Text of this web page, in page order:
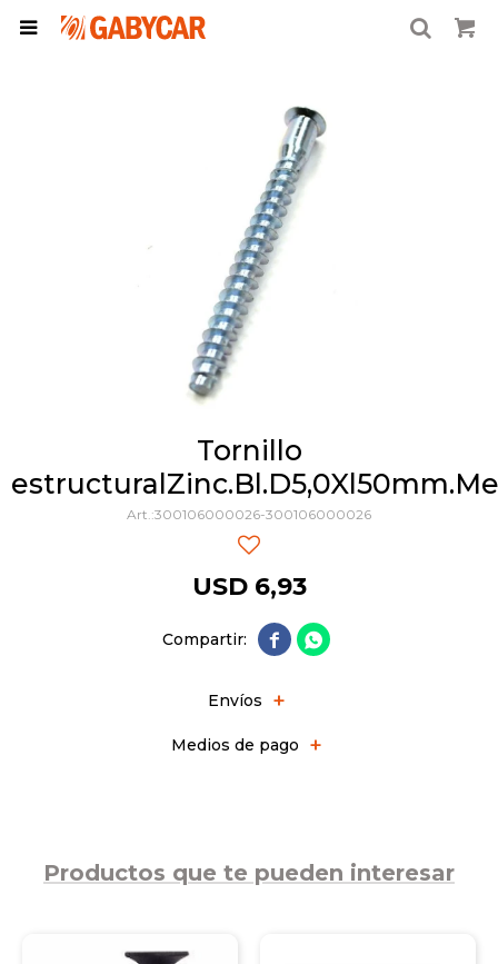

Tornillo
300106000026-300106000026
USD 6,93
 
Envíos
Medios de pago
Productos que te pueden interesar